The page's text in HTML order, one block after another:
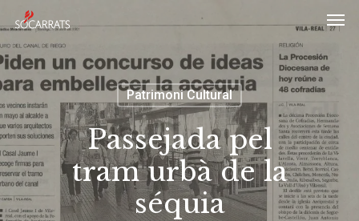
Skip
to
main
content
Patrimoni Cultural
Passejada pel
tram urbà de la
séquia